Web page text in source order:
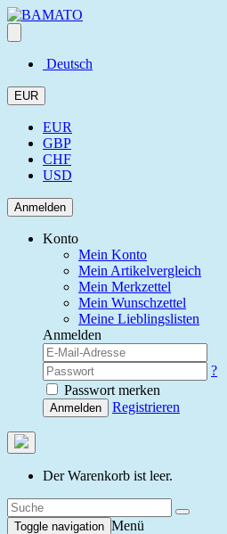
Deutsch
EUR
EUR
GBP
CHF
USD
Anmelden
Konto
Mein Konto
Mein Artikelvergleich
Mein Merkzettel
Mein Wunschzettel
Meine Lieblingslisten
Anmelden
?
Passwort merken
Anmelden Registrieren
Der Warenkorb ist leer.
Toggle navigation Menü